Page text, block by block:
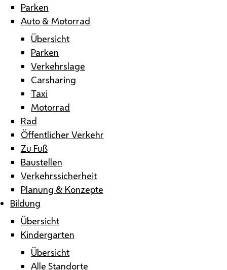
Parken
Auto & Motorrad
Übersicht
Parken
Verkehrslage
Carsharing
Taxi
Motorrad
Rad
Öffentlicher Verkehr
Zu Fuß
Baustellen
Verkehrssicherheit
Planung & Konzepte
Bildung
Übersicht
Kindergarten
Übersicht
Alle Standorte